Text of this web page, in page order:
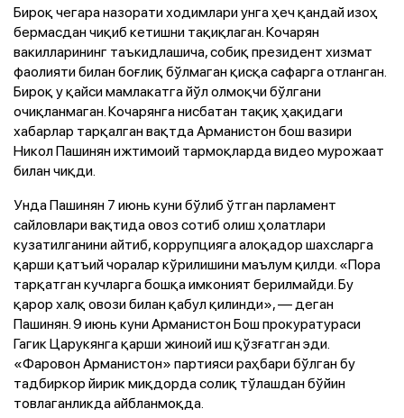
Бироқ чегара назорати ходимлари унга ҳеч қандай изоҳ
бермасдан чиқиб кетишни тақиқлаган. Кочарян
вакилларининг таъкидлашича, собиқ президент хизмат
фаолияти билан боғлиқ бўлмаган қисқа сафарга отланган.
Бироқ у қайси мамлакатга йўл олмоқчи бўлгани
очиқланмаган. Кочарянга нисбатан тақиқ ҳақидаги
хабарлар тарқалган вақтда Арманистон бош вазири
Никол Пашинян ижтимоий тармоқларда видео мурожаат
билан чиқди.
Унда Пашинян 7 июнь куни бўлиб ўтган парламент
сайловлари вақтида овоз сотиб олиш ҳолатлари
кузатилганини айтиб, коррупцияга алоқадор шахсларга
қарши қатъий чоралар кўрилишини маълум қилди. «Пора
тарқатган кучларга бошқа имконият берилмайди. Бу
қарор халқ овози билан қабул қилинди», — деган
Пашинян. 9 июнь куни Арманистон Бош прокуратураси
Гагик Царукянга қарши жиноий иш қўзғатган эди.
«Фаровон Арманистон» партияси раҳбари бўлган бу
тадбиркор йирик миқдорда солиқ тўлашдан бўйин
товлаганликда айбланмоқда.